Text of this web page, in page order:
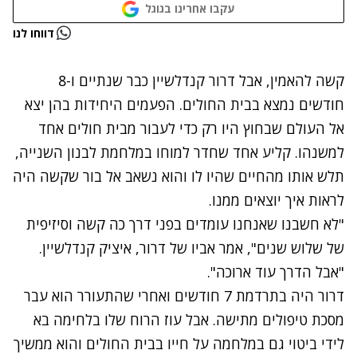
עקבו אחרינו בגוגל
נתקלנו בבעיה דווחו לנו
קשה להאמין, אבל דרור קנדלשיין כבר שנתיים ו-8
חודשים נמצא בבית החולים. הפעמים היחידות בהן יצא
אל העולם שבחוץ היו רק כדי לעבור מבית חולים אחד
למשנהו. קליע אחד שחדר למוחו במלחמת לבנון השנייה,
תלש אותו מהחיים שהיו לו והוא נשאב אל בור שקשה היה
לראות איך יוצאים ממנו.
"לא חשבנו שאנחנו עומדים בפני דרך כה קשה וסיזיפית
של שלוש שנים", אמר אביו של דרור, איציק קנדלשיין.
"אבל הדרך עוד ארוכה".
דרור היה בתרדמת 7 חודשים ואחרי שהתעורר הוא עבר
מסכת טיפולים מתישה. אבל עוז הרוח שלו בלחימה בא
לידי ביטוי גם במלחמה על חייו בבית החולים והוא ממשיך